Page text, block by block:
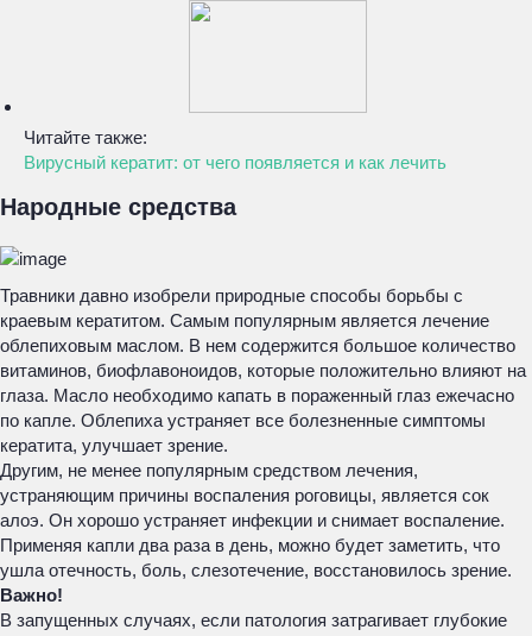
Читайте также:
Вирусный кератит: от чего появляется и как лечить
Народные средства
Травники давно изобрели природные способы борьбы с
краевым кератитом. Самым популярным является лечение
облепиховым маслом. В нем содержится большое количество
витаминов, биофлавоноидов, которые положительно влияют на
глаза. Масло необходимо капать в пораженный глаз ежечасно
по капле. Облепиха устраняет все болезненные симптомы
кератита, улучшает зрение.
Другим, не менее популярным средством лечения,
устраняющим причины воспаления роговицы, является сок
алоэ. Он хорошо устраняет инфекции и снимает воспаление.
Применяя капли два раза в день, можно будет заметить, что
ушла отечность, боль, слезотечение, восстановилось зрение.
Важно!
В запущенных случаях, если патология затрагивает глубокие